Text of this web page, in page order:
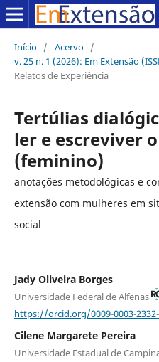
Início / Acervo /
v. 25 n. 1 (2026): Em Extensão
Relatos de Experiência
Tertúlias
ler e escreviver
(feminino)
anotações metodológicas e
extensão com mulheres em
social
Jady Oliveira Borges
Universidade Federal de Alfenas
https://orcid.org/0009-0003-
Cilene Margarete Pereira
Universidade Estadual de